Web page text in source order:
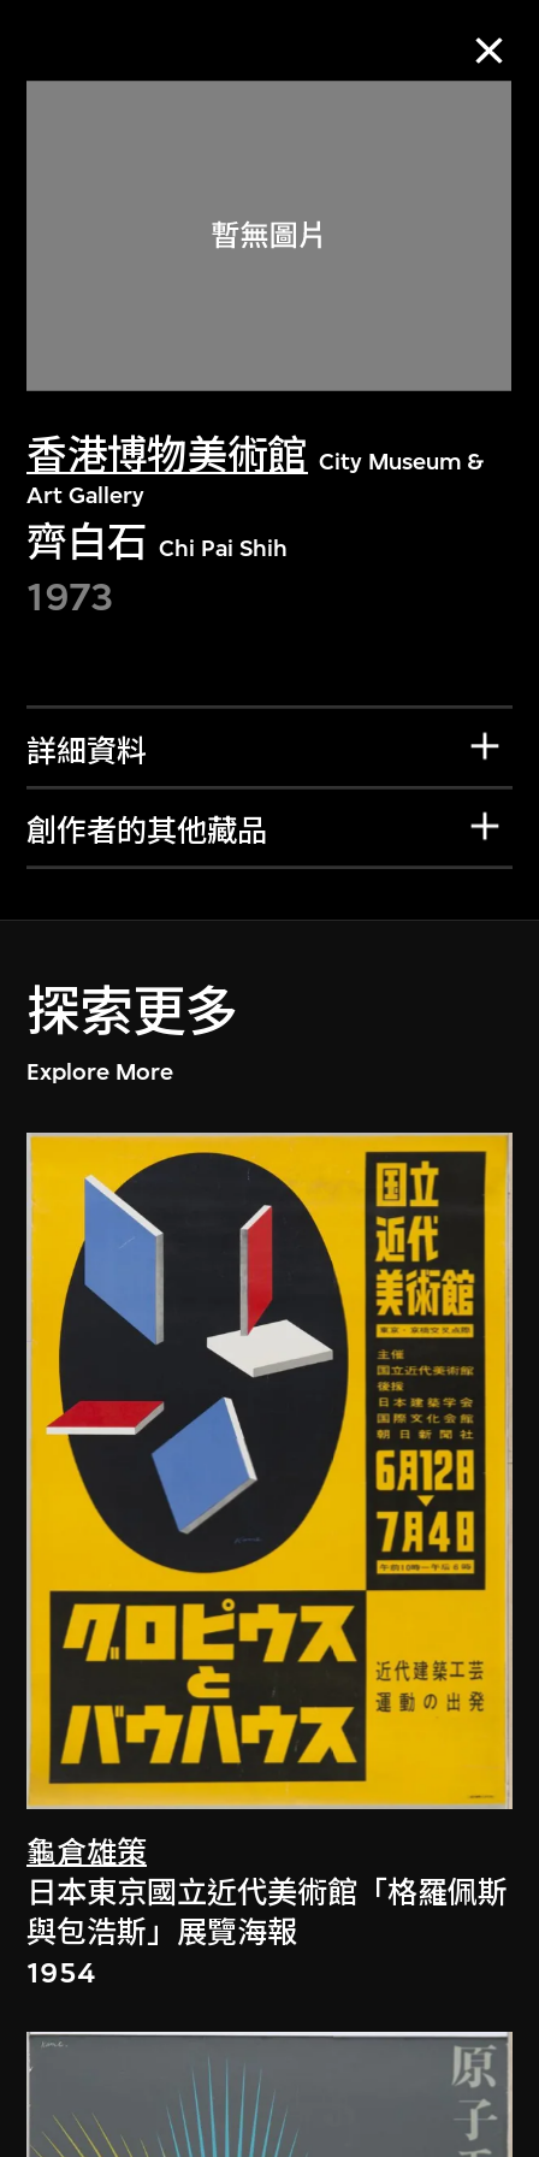
香港博物美術館 City Museum &
Art Gallery
齊白石 Chi Pai Shih
1973
詳細資料
創作者的其他藏品
探索更多
Explore More
龜倉雄策
日本東京國立近代美術館「格羅佩斯
與包浩斯」展覽海報
1954
關於M+藏品
探索世界頂級的二十及二十一世紀視覺
文化藏品。